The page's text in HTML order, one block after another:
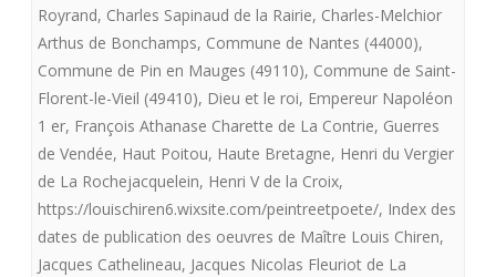
aux
royalistes
”Vendée
souviens
toi
de
ta
Royrand, Charles Sapinaud de la Rairie, Charles-Melchior
Arthus de Bonchamps, Commune de Nantes (44000),
Commune de Pin en Mauges (49110), Commune de Saint-
Florent-le-Vieil (49410), Dieu et le roi, Empereur Napoléon
1 er, François Athanase Charette de La Contrie, Guerres
de Vendée, Haut Poitou, Haute Bretagne, Henri du Vergier
de La Rochejacquelein, Henri V de la Croix,
https://louischiren6.wixsite.com/peintreetpoete/, Index des
dates de publication des oeuvres de Maître Louis Chiren,
Jacques Cathelineau, Jacques Nicolas Fleuriot de La